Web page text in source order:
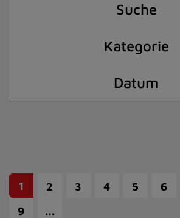
Suche
Kategorie
Datum
1 2 3 4 5 6
9
…